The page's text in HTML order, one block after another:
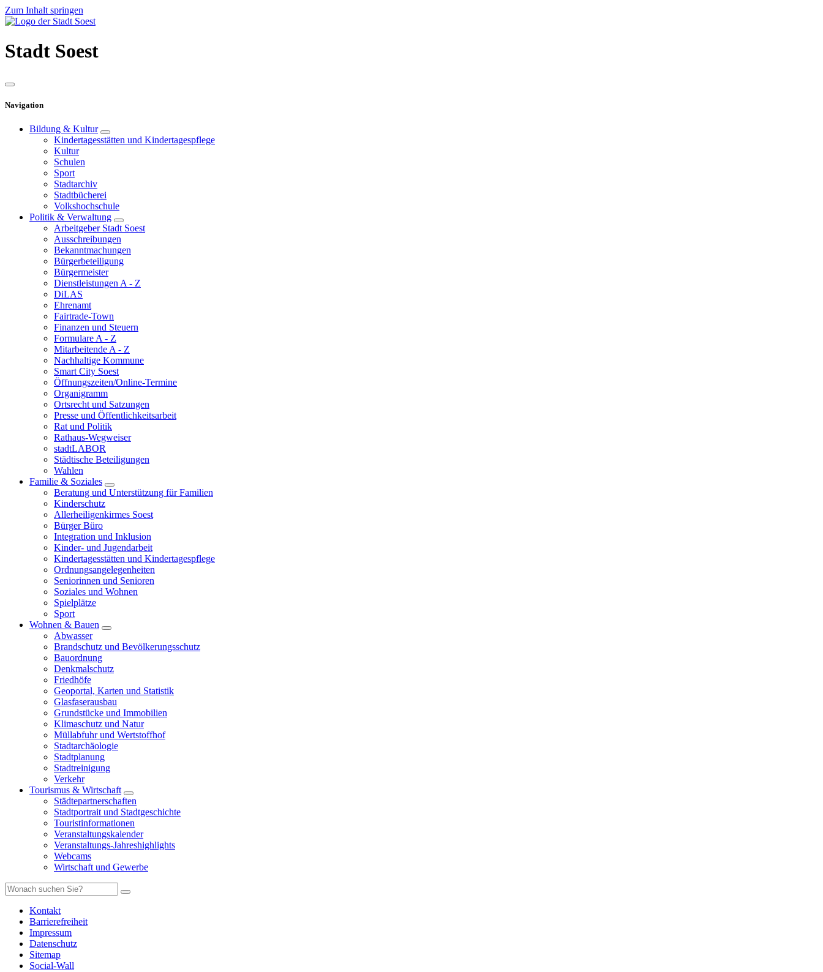
Zum Inhalt springen
Stadt Soest
Navigation
Bildung & Kultur
Kindertagesstätten und Kindertagespflege
Kultur
Schulen
Sport
Stadtarchiv
Stadtbücherei
Volkshochschule
Politik & Verwaltung
Arbeitgeber Stadt Soest
Ausschreibungen
Bekanntmachungen
Bürgerbeteiligung
Bürgermeister
Dienstleistungen A - Z
DiLAS
Ehrenamt
Fairtrade-Town
Finanzen und Steuern
Formulare A - Z
Mitarbeitende A - Z
Nachhaltige Kommune
Smart City Soest
Öffnungszeiten/Online-Termine
Organigramm
Ortsrecht und Satzungen
Presse und Öffentlichkeitsarbeit
Rat und Politik
Rathaus-Wegweiser
stadtLABOR
Städtische Beteiligungen
Wahlen
Familie & Soziales
Beratung und Unterstützung für Familien
Kinderschutz
Allerheiligenkirmes Soest
Bürger Büro
Integration und Inklusion
Kinder- und Jugendarbeit
Kindertagesstätten und Kindertagespflege
Ordnungsangelegenheiten
Seniorinnen und Senioren
Soziales und Wohnen
Spielplätze
Sport
Wohnen & Bauen
Abwasser
Brandschutz und Bevölkerungsschutz
Bauordnung
Denkmalschutz
Friedhöfe
Geoportal, Karten und Statistik
Glasfaserausbau
Grundstücke und Immobilien
Klimaschutz und Natur
Müllabfuhr und Wertstoffhof
Stadtarchäologie
Stadtplanung
Stadtreinigung
Verkehr
Tourismus & Wirtschaft
Städtepartnerschaften
Stadtportrait und Stadtgeschichte
Touristinformationen
Veranstaltungskalender
Veranstaltungs-Jahreshighlights
Webcams
Wirtschaft und Gewerbe
Kontakt
Barrierefreiheit
Impressum
Datenschutz
Sitemap
Social-Wall